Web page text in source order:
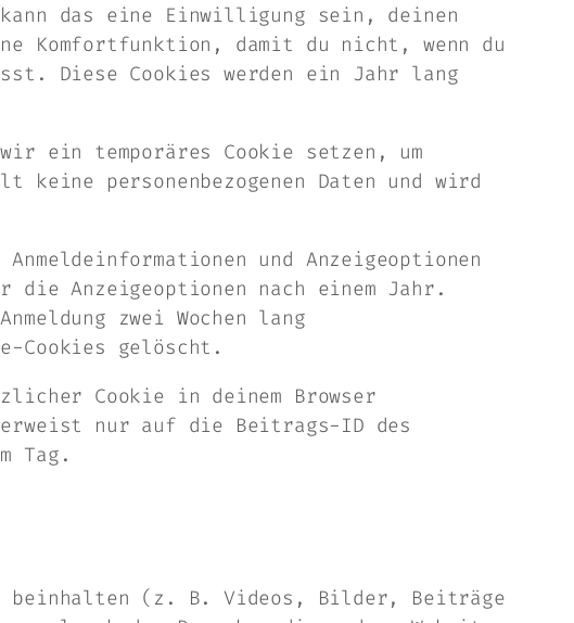
kann das eine Einwilligung sein, deinen
Komfortfunktion, damit du nicht, wenn du
Diese Cookies werden ein Jahr lang
ein temporäres Cookie setzen, um
personenbezogenen Daten und wird
und Anzeigeoptionen
die Anzeigeoptionen nach einem Jahr.
zwei Wochen lang
Cookies gelöscht.
Cookie in deinem Browser
nur auf die Beitrags-ID des
Tag.
beinhalten (z. B. Videos, Bilder, Beiträge